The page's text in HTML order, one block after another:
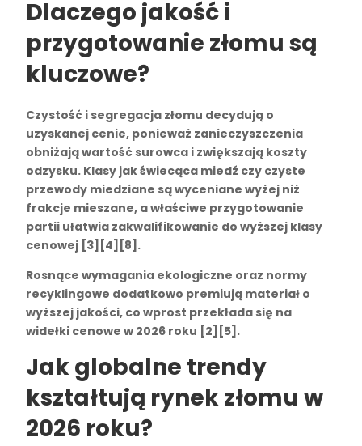
Dlaczego jakość i
przygotowanie złomu są
kluczowe?
Czystość i segregacja złomu decydują o
uzyskanej cenie, ponieważ zanieczyszczenia
obniżają wartość surowca i zwiększają koszty
odzysku. Klasy jak świecąca miedź czy czyste
przewody miedziane są wyceniane wyżej niż
frakcje mieszane, a właściwe przygotowanie
partii ułatwia zakwalifikowanie do wyższej klasy
cenowej [3][4][8].
Rosnące wymagania ekologiczne oraz normy
recyklingowe dodatkowo premiują materiał o
wyższej jakości, co wprost przekłada się na
widełki cenowe w 2026 roku [2][5].
Jak globalne trendy
kształtują rynek złomu w
2026 roku?